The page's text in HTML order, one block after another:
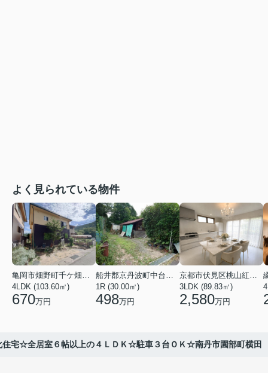
よく見られている物件
4LDK (103.60㎡)
670万円
1R (30.00㎡)
498万円
3LDK (89.83㎡)
2,580万円
宅☆全居室６帖以上の４ＬＤＫ☆駐車３台ＯＫ☆南丹市園部町横田